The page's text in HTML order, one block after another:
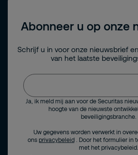
Abonneer u op onze
Schrijf u in voor onze nieuwsbrief
van het laatste
Ja, ik meld mij aan voor de Securitas
hoogte van de nieuwste
beveiligingsbranche.
Uw gegevens worden verwerkt in
ons privacybeleid
. Door het formulier in
met het privacybeleid.